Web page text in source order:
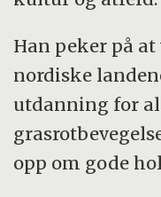
Han peker på
nordiske
utdanning for
opp om gode